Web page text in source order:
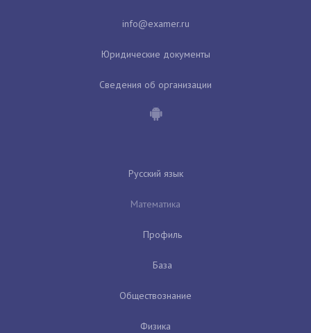
Юридические документы
Сведения об организации
Русский язык
Математика
Профиль
База
Обществознание
Физика